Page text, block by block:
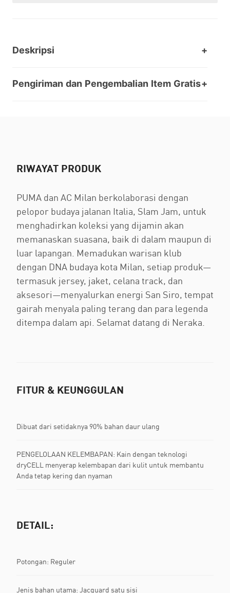
Deskripsi
Pengiriman dan Pengembalian Item Gratis
RIWAYAT PRODUK
PUMA dan AC Milan berkolaborasi dengan
pelopor budaya jalanan Italia, Slam Jam, untuk
menghadirkan koleksi yang dijamin akan
memanaskan suasana, baik di dalam maupun di
luar lapangan. Memadukan warisan klub
dengan DNA budaya kota Milan, setiap produk—
termasuk jersey, jaket, celana track, dan
aksesori—menyalurkan energi San Siro, tempat
gairah menyala paling terang dan para legenda
ditempa dalam api. Selamat datang di Neraka.
FITUR & KEUNGGULAN
Dibuat dari setidaknya 90% bahan daur ulang
PENGELOLAAN KELEMBAPAN: Kain dengan teknologi
dryCELL menyerap kelembapan dari kulit untuk membantu
Anda tetap kering dan nyaman
DETAIL:
Potongan: Reguler
Jenis bahan utama: Jacquard satu sisi